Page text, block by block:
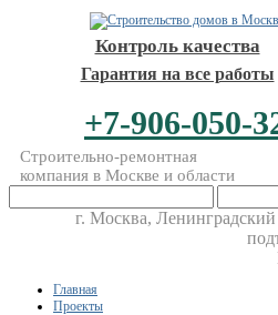
Контроль качества
Гарантия на все работы
+7-906-050-
Строительно-ремонтная
компания в Москве и области
г. Москва,
Главная
Проекты